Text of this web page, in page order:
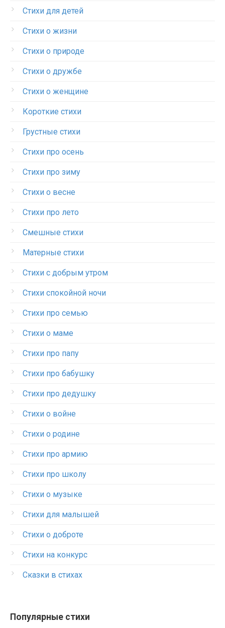
Стихи для детей
Стихи о жизни
Стихи о природе
Стихи о дружбе
Стихи о женщине
Короткие стихи
Грустные стихи
Стихи про осень
Стихи про зиму
Стихи о весне
Стихи про лето
Смешные стихи
Матерные стихи
Стихи с добрым утром
Стихи спокойной ночи
Стихи про семью
Стихи о маме
Стихи про папу
Стихи про бабушку
Стихи про дедушку
Стихи о войне
Стихи о родине
Стихи про армию
Стихи про школу
Стихи о музыке
Стихи для малышей
Стихи о доброте
Стихи на конкурс
Сказки в стихах
Популярные стихи